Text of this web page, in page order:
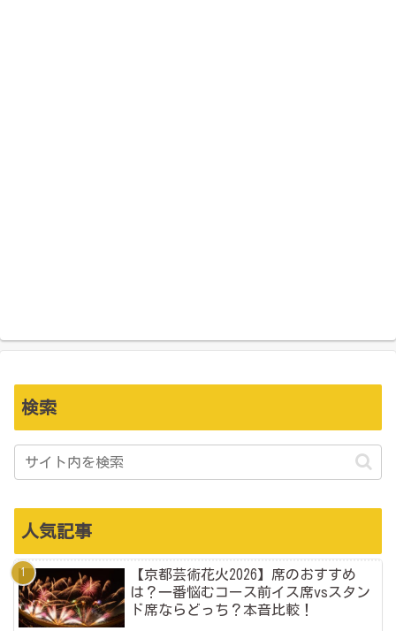
検索
人気記事
【京都芸術花火2026】席のおすすめ
は？一番悩むコース前イス席vsスタン
ド席ならどっち？本音比較！